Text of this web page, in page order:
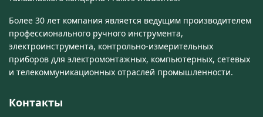
Более 30 лет компания является ведущим производителем
профессионального ручного инструмента,
электроинструмента, контрольно-измерительных
приборов для электромонтажных, компьютерных, сетевых
и телекоммуникационных отраслей промышленности.
Контакты